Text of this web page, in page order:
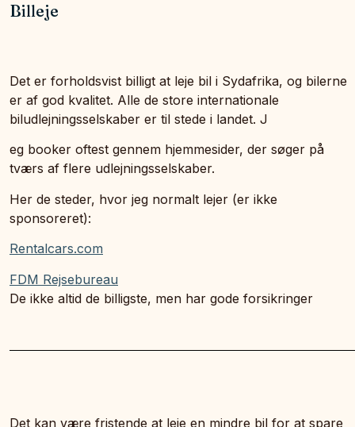
Billeje
Det er forholdsvist billigt at leje bil i Sydafrika, og bilerne
er af god kvalitet. Alle de store internationale
biludlejningsselskaber er til stede i landet. J
eg booker oftest gennem hjemmesider, der søger på
tværs af flere udlejningsselskaber.
Her de steder, hvor jeg normalt lejer (er ikke
sponsoreret):
Rentalcars.com
FDM Rejsebureau
De ikke altid de billigste, men har gode forsikringer
Det kan være fristende at leje en mindre bil for at spare